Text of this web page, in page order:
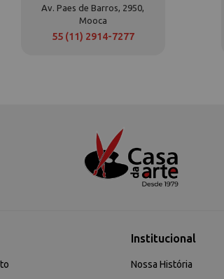
Av. Paes de Barros, 2950,
Mooca
55 (11) 2914-7277
Institucional
Nossa História